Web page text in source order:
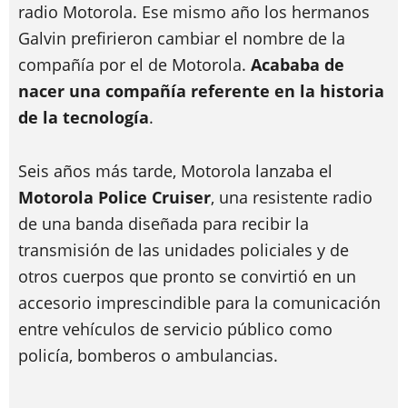
radio Motorola. Ese mismo año los hermanos
Galvin prefirieron cambiar el nombre de la
compañía por el de Motorola. Acababa de
nacer una compañía referente en la historia
de la tecnología.
Seis años más tarde, Motorola lanzaba el
Motorola Police Cruiser, una resistente radio
de una banda diseñada para recibir la
transmisión de las unidades policiales y de
otros cuerpos que pronto se convirtió en un
accesorio imprescindible para la comunicación
entre vehículos de servicio público como
policía, bomberos o ambulancias.